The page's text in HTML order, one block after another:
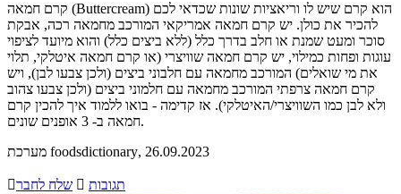
קרם חמאה (Buttercream) הוא קרם שיש לו וריאציות שונות שכדאי לכם
להכיר את כולן. יש קרם חמאה אמריקאי המורכב מחמאה רכה, אבקת
סוכר ומעט שמנת או חלב בדרך כלל (ללא ביצים כלל) והוא מיועד לציפוי
עוגות ופחות כמילוי, יש קרם חמאה שוויצרי (או קרם חמאה איטלקי, תלוי
את מי שואלים) המורכב מחמאה עם חלבוני ביצים (ולכן צבעו לבן), ויש
קרם חמאה צרפתי המורכב מחמאה עם חלמוני ביצים (ולכן צבעו צהוב
ולא לבן כמו השוויצרי/האיטלקי). אז קדימה - בואו ללמוד איך להכין קרם
חמאה ב- 3 אופנים שונים.
מערכת foodsdictionary, 26.09.2023
שלח לחבר  תגובות